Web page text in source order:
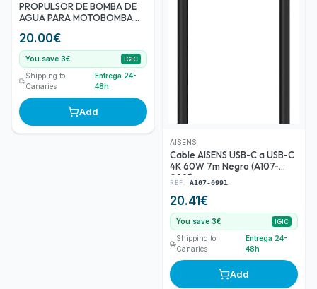
PROPULSOR DE BOMBA DE
AGUA PARA MOTOBOMBA
20.00€
You save 3€ IGIC
Shipping to
Canaries
Entrega 24-
48h
Add
AISENS
Cable AISENS USB-C a USB-C
4K 60W 7m Negro (A107-
0991)
REF: A107-0991
20.41€
You save 3€ IGIC
Shipping to
Canaries
Entrega 24-
48h
Add